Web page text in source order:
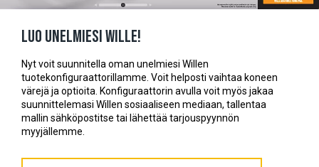
Luo unelmiesi Wille!
Nyt voit suunnitella oman unelmiesi Willen
tuotekonfiguraattorillamme. Voit helposti vaihtaa koneen
värejä ja optioita. Konfiguraattorin avulla voit myös jakaa
suunnittelemasi Willen sosiaaliseen mediaan, tallentaa
mallin sähköpostitse tai lähettää tarjouspyynnön
myyjällemme.